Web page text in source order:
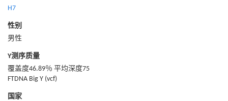
H7
性别
男性
Y测序质量
覆盖度46.89％ 平均深度75
FTDNA Big Y (vcf)
国家